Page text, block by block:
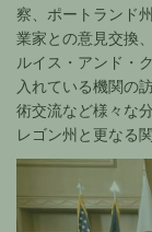
察、ポートランド
業家との意見交換
ルイス・アンド・
入れている機関の
術交流など様々な
レゴン州と更なる